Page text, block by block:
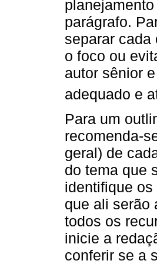
parágrafo.
separar cada
o foco ou
autor sênior
adequado e
Para um
recomenda-
geral) de
do tema que
identifique
que ali serão
todos os
inicie a
conferir se a